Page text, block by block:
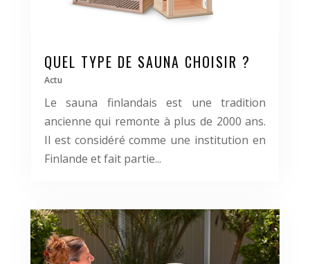
QUEL TYPE DE SAUNA CHOISIR ?
Actu
Le sauna finlandais est une tradition
ancienne qui remonte à plus de 2000 ans.
Il est considéré comme une institution en
Finlande et fait partie...